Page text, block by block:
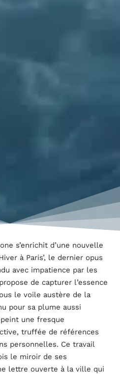
s’enrichit d’une nouvelle
à Paris’, le dernier opus
avec impatience par les
de capturer l’essence
le voile austère de la
pour sa plume aussi
une fresque
truffée de références
personnelles. Ce travail
le miroir de ses
lettre ouverte à la ville qui